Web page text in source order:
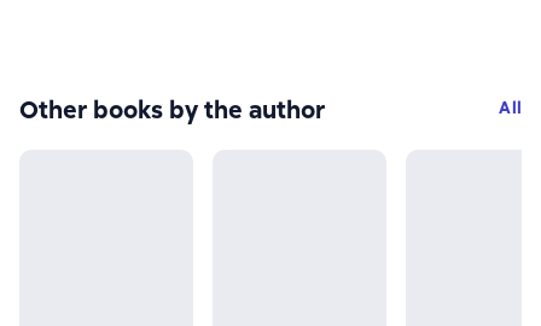
Other books by the author All